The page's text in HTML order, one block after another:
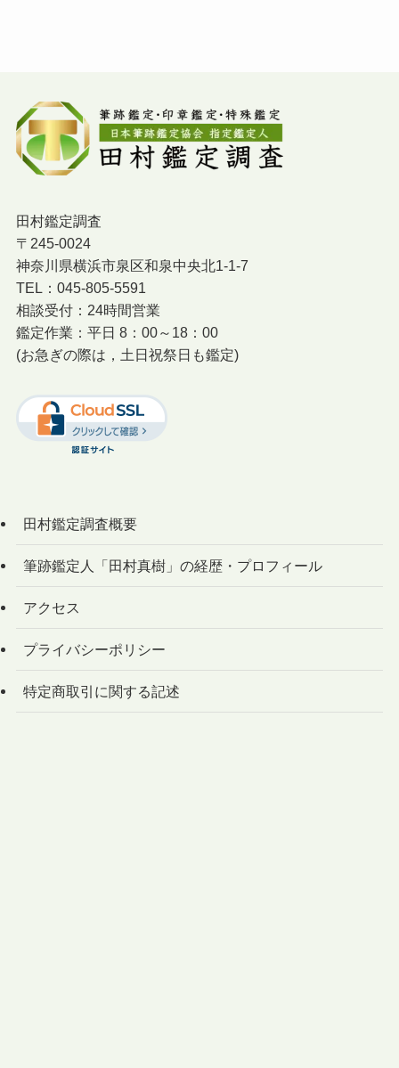
田村鑑定調査
〒245-0024
神奈川県横浜市泉区和泉中央北1-1-7
TEL：045-805-5591
相談受付：24時間営業
鑑定作業：平日 8：00～18：00
(お急ぎの際は，土日祝祭日も鑑定)
田村鑑定調査概要
筆跡鑑定人「田村真樹」の経歴・プロフィール
アクセス
プライバシーポリシー
特定商取引に関する記述